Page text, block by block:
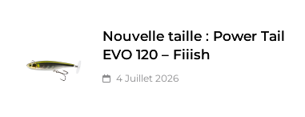
Nouvelle taille : Power Tail
EVO 120 – Fiiish
4 Juillet 2026